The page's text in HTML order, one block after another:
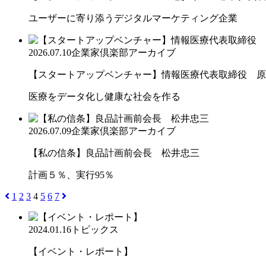
ユーザーに寄り添うデジタルマーケティング企業
2026.07.10企業家倶楽部アーカイブ
【スタートアップベンチャー】情報医療代表取締役
医療をデータ化し健康な社会を作る
2026.07.09企業家倶楽部アーカイブ
【私の信条】良品計画前会長 松井忠三
計画５％、実行95％
1 2 3 4 5 6 7
2024.01.16 トピックス
【イベント・レポート】